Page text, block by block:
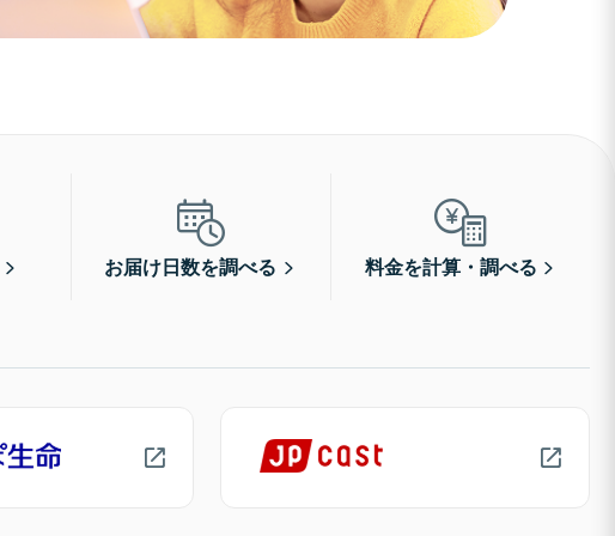
お届け日数を調べる 料金を計算・調べる